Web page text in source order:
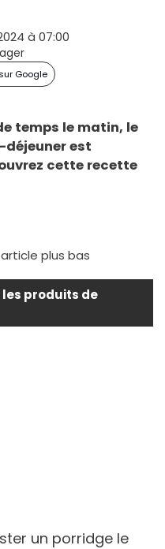
à 07:00
Google
temps le matin, le
est
cette recette
plus bas
les produits de
un porridge le